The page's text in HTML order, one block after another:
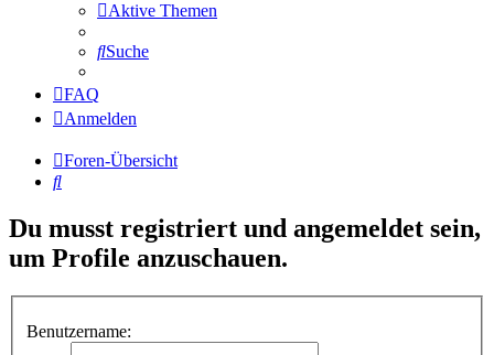
Aktive Themen
Suche
FAQ
Anmelden
Foren-Übersicht
Suche
Du musst registriert und angemeldet sein,
um Profile anzuschauen.
Benutzername: